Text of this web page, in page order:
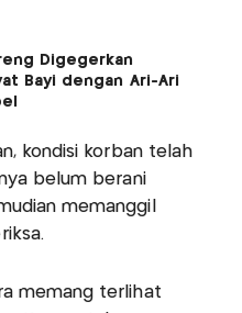
Digegerkan
Bayi dengan Ari-Ari
kondisi korban telah
belum berani
memanggil
memang terlihat